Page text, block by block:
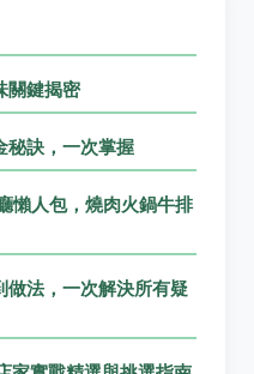
關鍵揭密
秘訣，一次掌握
懶人包，燒肉火鍋牛排
做法，一次解決所有疑